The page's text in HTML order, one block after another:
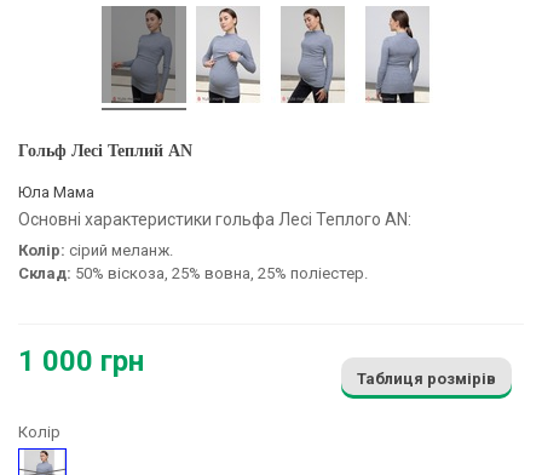
Гольф Лесі Теплий AN
Юла Мама
Основні характеристики гольфа Лесі Теплого AN:
Колір: сірий меланж.
Склад: 50% віскоза, 25% вовна, 25% поліестер.
1 000 грн
Таблиця розмірів
Колір
Сірий